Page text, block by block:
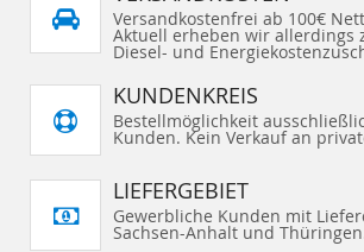
Versandkostenfrei ab 100€
Aktuell erheben wir allerdings
Diesel- und
KUNDENKREIS
Bestellmöglichkeit
Kunden. Kein Verkauf an
LIEFERGEBIET
Gewerbliche Kunden mit
Sachsen-Anhalt und